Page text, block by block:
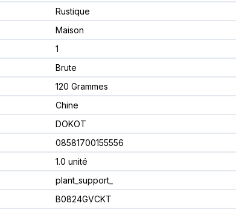
Rustique
Maison
1
Brute
120 Grammes
Chine
DOKOT
08581700155556
1.0 unité
plant_support_
B0824GVCKT